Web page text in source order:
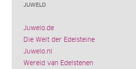
JUWELO
Juwelo.de
Die Welt der Edelsteine
Juwelo.nl
Wereld van Edelstenen